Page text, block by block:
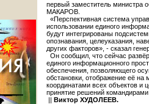
первый заместитель министра
МАКАРОВ.
«Перспективная система
использовании единого
будут интегрированы
опознавания, целеуказания,
других факторов», - сказал
Он сообщил, что сейчас
единого информационного
обеспечения, позволяющего
обстановки, отображение её
координатами всех объектов и
принятие решений
|| Виктор ХУДОЛЕЕВ.